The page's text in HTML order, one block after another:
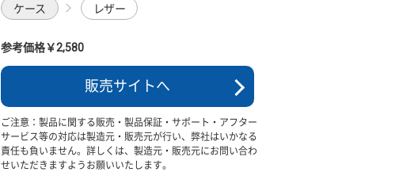
ケース レザー
参考価格￥2,580
販売サイトへ
ご注意：製品に関する販売・製品保証・サポート・アフター
サービス等の対応は製造元・販売元が行い、弊社はいかなる
責任も負いません。詳しくは、製造元・販売元にお問い合わ
せいただきますようお願いいたします。